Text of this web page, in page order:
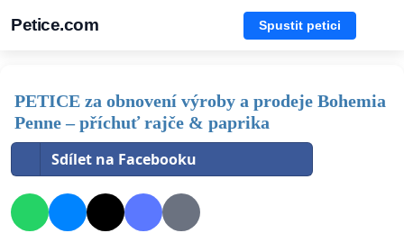
Petice.com Spustit petici
PETICE za obnovení výroby a prodeje Bohemia
Penne – příchuť rajče & paprika
Sdílet na Facebooku